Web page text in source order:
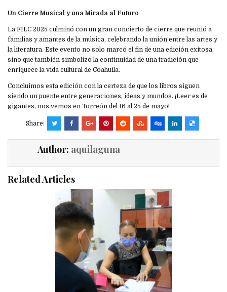
Un Cierre Musical y una Mirada al Futuro
La FILC 2025 culminó con un gran concierto de cierre que reunió a
familias y amantes de la música, celebrando la unión entre las artes y
la literatura. Este evento no solo marcó el fin de una edición exitosa,
sino que también simbolizó la continuidad de una tradición que
enriquece la vida cultural de Coahuila.
Concluimos esta edición con la certeza de que los libros siguen
siendo un puente entre generaciones, ideas y mundos. ¡Leer es de
gigantes, nos vemos en Torreón del 16 al 25 de mayo!
Share:
Author: aquilaguna
Related Articles